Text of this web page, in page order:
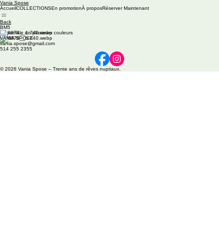
Vania Spose
AccueilCOLLECTIONSEn promotionÀ proposRéserver Maintenant
Back
BM5
Disponible en plusieurs couleurs
VANIA SPOSE
vania.spose@gmail.com
514 255 2355
© 2026 Vania Spose – Trente ans de rêves nuptiaux.